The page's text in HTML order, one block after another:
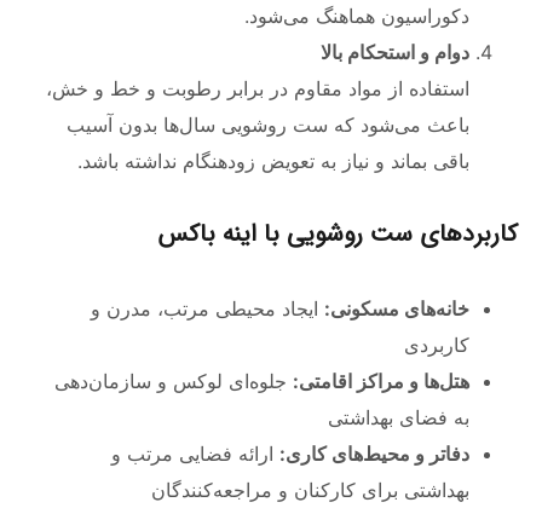
دکوراسیون هماهنگ می‌شود.
دوام و استحکام بالا
استفاده از مواد مقاوم در برابر رطوبت و خط و خش،
باعث می‌شود که ست روشویی سال‌ها بدون آسیب
باقی بماند و نیاز به تعویض زودهنگام نداشته باشد.
کاربردهای ست روشویی با اینه باکس
خانه‌های مسکونی: ایجاد محیطی مرتب، مدرن و
کاربردی
هتل‌ها و مراکز اقامتی: جلوه‌ای لوکس و سازمان‌دهی
به فضای بهداشتی
دفاتر و محیط‌های کاری: ارائه فضایی مرتب و
بهداشتی برای کارکنان و مراجعه‌کنندگان